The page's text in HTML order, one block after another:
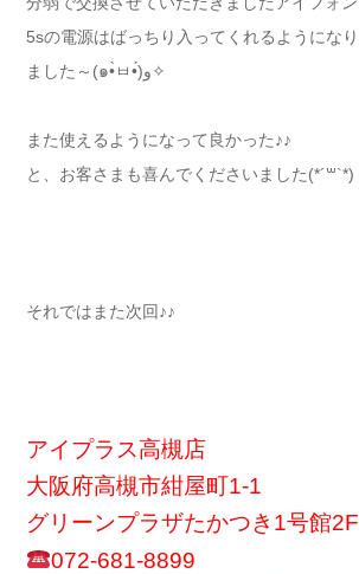
5sの電源はばっちり入ってくれるようになり
ました～(๑•̀ㅂ•́)و✧
また使えるようになって良かった♪♪
と、お客さまも喜んでくださいました(*´꒳`*)
それではまた次回♪♪
アイプラス高槻店
大阪府高槻市紺屋町1-1
グリーンプラザたかつき1号館2F
072-681-8899